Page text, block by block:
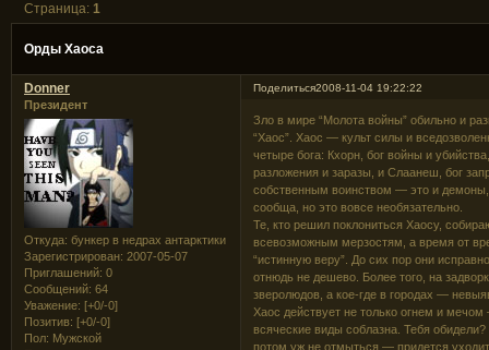
Орды Хаоса
Страница:1
Поделиться2008-11-04 19:22:22
Donner
Президент
Откуда: бункер в недрах антарктики
Зарегистрирован: 2007-05-07
Приглашений: 0
Сообщений: 64
Уважение: [+0/-0]
Позитив: [+0/-0]
Пол: Мужской
Зло в мире “Молота войны” обильно и
“Хаос”. Хаос — культ силы и
четыре бога: Кхорн, бог войны и
разложения и заразы, и Слаанеш, бог
собственным воинством — это и
сообща, но это вовсе необязательно.
Те, кто решил поклониться Хаосу,
всевозможным мерзостям, а время от
“истинную веру”. До сих пор они
отнюдь не дешево. Более того, на
зверолюдов, а кое-где в городах —
Хаос действует не только огнем и
всяческие виды соблазна. Тебя
потом уж не отмыться — придется